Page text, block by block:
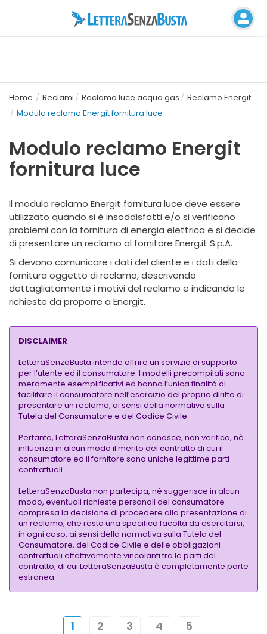
Home Reclami Reclamo luce acqua gas
Reclamo Energit
Modulo reclamo Energit fornitura luce
Modulo reclamo Energit
fornitura luce
Il modulo reclamo Energit fornitura luce deve essere
utilizzato quando si è insoddisfatti e/o si verificano
problemi con la fornitura di energia elettrica e si decide
di presentare un reclamo al fornitore Energ.it S.p.A.
Si devono comunicare i dati del cliente e i dati della
fornitura oggetto di reclamo, descrivendo
dettagliatamente i motivi del reclamo e indicando le
richieste da proporre a Energit.
DISCLAIMER
LetteraSenzaBusta intende offrire un servizio di supporto
per l’utente ed il consumatore. I modelli precompilati sono
meramente esemplificativi ed hanno l’unica finalità di
facilitare il consumatore nell’esercizio del proprio diritto di
presentare un reclamo, ai sensi della normativa sulla
Tutela del Consumatore e del Codice Civile.
Pertanto, LetteraSenzaBusta non conosce, non verifica, nè
influenza in alcun modo il merito del contratto di cui il
consumatore ed il fornitore sono uniche legittime parti
contrattuali.
LetteraSenzaBusta non partecipa, nè suggerisce in alcun
modo, eventuali richieste personali del consumatore
compresa la decisione di procedere alla presentazione di
un reclamo, che resta una specifica facoltà da esercitarsi,
in ogni caso, ai sensi della normativa sulla Tutela del
Consumatore, del Codice Civile e delle obbligazioni
contrattuali effettivamente vincolanti tra le parti del
contratto, di cui LetteraSenzaBusta è completamente parte
estranea.
1 2 3 4 5